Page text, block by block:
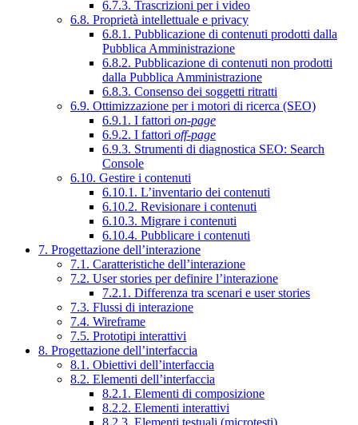
6.7.3. Trascrizioni per i video
6.8. Proprietà intellettuale e privacy
6.8.1. Pubblicazione di contenuti prodotti dalla
Pubblica Amministrazione
6.8.2. Pubblicazione di contenuti non prodotti
dalla Pubblica Amministrazione
6.8.3. Consenso dei soggetti ritratti
6.9. Ottimizzazione per i motori di ricerca (SEO)
6.9.1. I fattori on-page
6.9.2. I fattori off-page
6.9.3. Strumenti di diagnostica SEO: Search
Console
6.10. Gestire i contenuti
6.10.1. L’inventario dei contenuti
6.10.2. Revisionare i contenuti
6.10.3. Migrare i contenuti
6.10.4. Pubblicare i contenuti
7. Progettazione dell’interazione
7.1. Caratteristiche dell’interazione
7.2. User stories per definire l’interazione
7.2.1. Differenza tra scenari e user stories
7.3. Flussi di interazione
7.4. Wireframe
7.5. Prototipi interattivi
8. Progettazione dell’interfaccia
8.1. Obiettivi dell’interfaccia
8.2. Elementi dell’interfaccia
8.2.1. Elementi di composizione
8.2.2. Elementi interattivi
8.2.3. Elementi testuali (microtesti)